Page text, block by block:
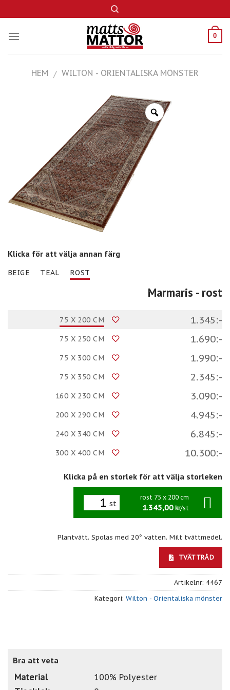
to
content
0
HEM / WILTON - ORIENTALISKA MÖNSTER
Klicka för att välja annan färg
BEIGE TEAL ROST
Marmaris - rost
75 X 200 CM 1.345:-
75 X 250 CM 1.690:-
75 X 300 CM 1.990:-
75 X 350 CM 2.345:-
160 X 230 CM 3.090:-
200 X 290 CM 4.945:-
240 X 340 CM 6.845:-
300 X 400 CM 10.300:-
Klicka på en storlek för att välja storleken
st
rost 75 x 200 cm
1.345,00 kr/st
Plantvätt. Spolas med 20° vatten. Milt tvättmedel.
TVÄTTRÅD
Artikelnr: 4467
Kategori: Wilton - Orientaliska mönster
Bra att veta
Material
100% Polyester